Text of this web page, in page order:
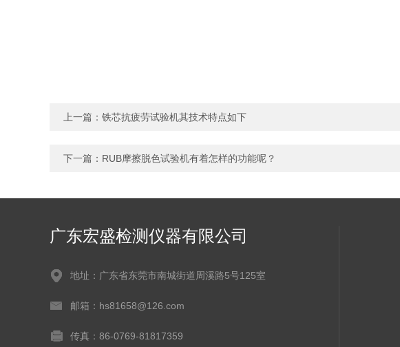
上一篇： 铁芯抗疲劳试验机其技术特点如下
下一篇： RUB摩擦脱色试验机有着怎样的功能呢？
广东宏盛检测仪器有限公司
地址：广东省东莞市南城街道周溪路5号125室
邮箱：hs81658@126.com
传真：86-0769-81817359